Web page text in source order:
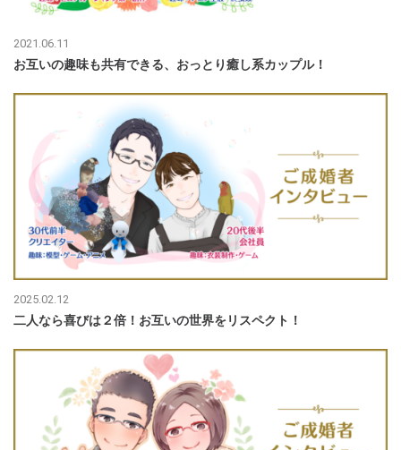
2021.06.11
お互いの趣味も共有できる、おっとり癒し系カップル！
2025.02.12
二人なら喜びは２倍！お互いの世界をリスペクト！